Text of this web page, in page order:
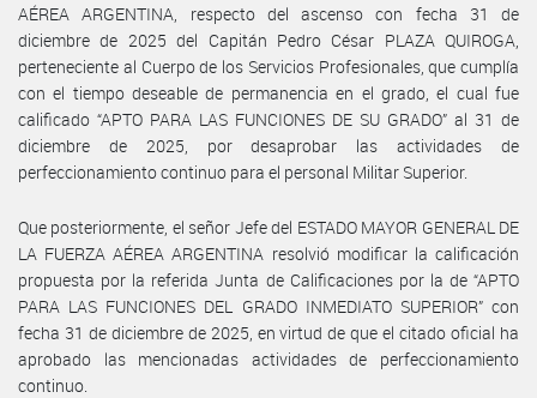
AÉREA ARGENTINA, respecto del ascenso con fecha 31 de
diciembre de 2025 del Capitán Pedro César PLAZA QUIROGA,
perteneciente al Cuerpo de los Servicios Profesionales, que cumplía
con el tiempo deseable de permanencia en el grado, el cual fue
calificado “APTO PARA LAS FUNCIONES DE SU GRADO” al 31 de
diciembre de 2025, por desaprobar las actividades de
perfeccionamiento continuo para el personal Militar Superior.
Que posteriormente, el señor Jefe del ESTADO MAYOR GENERAL DE
LA FUERZA AÉREA ARGENTINA resolvió modificar la calificación
propuesta por la referida Junta de Calificaciones por la de “APTO
PARA LAS FUNCIONES DEL GRADO INMEDIATO SUPERIOR” con
fecha 31 de diciembre de 2025, en virtud de que el citado oficial ha
aprobado las mencionadas actividades de perfeccionamiento
continuo.